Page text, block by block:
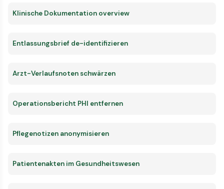
Klinische Dokumentation overview
Entlassungsbrief de-identifizieren
Arzt-Verlaufsnoten schwärzen
Operationsbericht PHI entfernen
Pflegenotizen anonymisieren
Patientenakten im Gesundheitswesen